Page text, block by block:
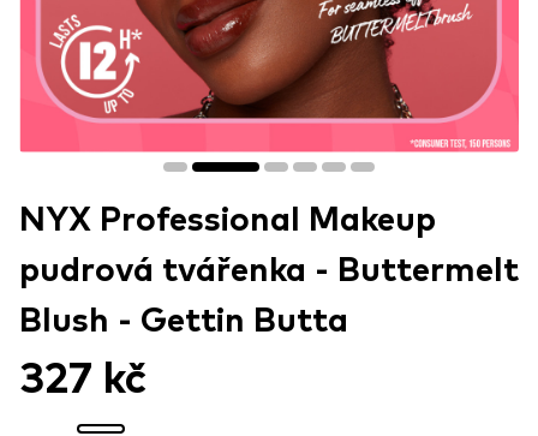
NYX Professional Makeup
pudrová tvářenka - Buttermelt
Blush - Gettin Butta​
327 kč